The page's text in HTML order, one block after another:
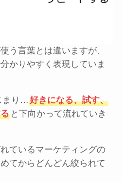
う言葉とは違いますが、
かりやすく表現していま
まり…好きになる、試す、
と下向かって流れていき
ているマーケティングの
てからどんどん絞られて